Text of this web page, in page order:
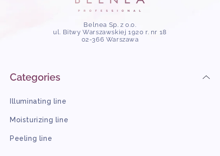
Belnea Sp. z o.o.
ul. Bitwy Warszawskiej 1920 r. nr 18
02-366 Warszawa
Categories
Illuminating line
Moisturizing line
Peeling line